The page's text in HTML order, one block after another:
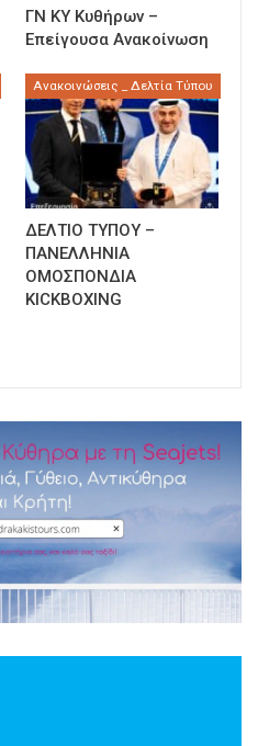
ΓΝ ΚΥ Κυθήρων –
Επείγουσα Ανακοίνωση
Ανακοινώσεις _ Δελτία Τύπου
ΔΕΛΤΙΟ ΤΥΠΟΥ –
ΠΑΝΕΛΛΗΝΙΑ
ΟΜΟΣΠΟΝΔΙΑ
KICKBOXING